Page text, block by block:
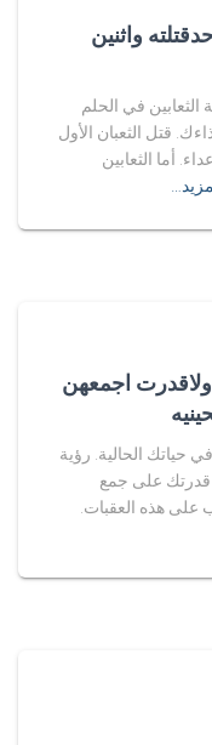
واثنين
في الحلم
قتل الثعبان الأول
أما الثعابين
اجمعهن
حياتك الحالية. رؤية
قدرتك على جمع
على هذه العقبات.